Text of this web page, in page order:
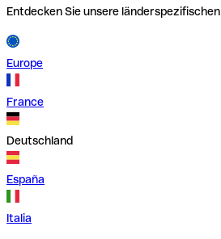
Entdecken Sie unsere
Europe
France
Deutschland
España
Italia